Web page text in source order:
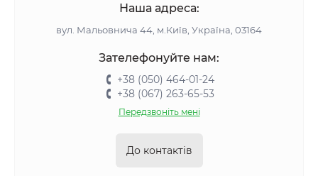
Наша адреса:
вул. Мальовнича 44, м.Київ, Україна, 03164
Зателефонуйте нам:
+38 (050) 464-01-24
+38 (067) 263-65-53
Передзвоніть мені
До контактів